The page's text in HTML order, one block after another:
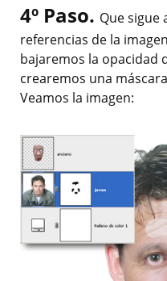
4º Paso. Que sigue
referencias de la
bajaremos la opacidad
crearemos una
Veamos la imagen: